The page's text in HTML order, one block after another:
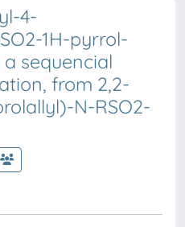
4-
1H-pyrrol-
sequencial
from 2,2-
N-RSO2-